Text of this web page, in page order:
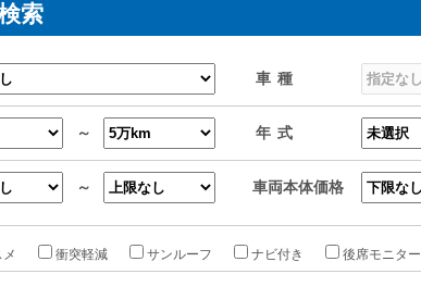
索
車種
～ 年式
～ 車両本体価格
衝突軽減 サンルーフ ナビ付き 後席モニター